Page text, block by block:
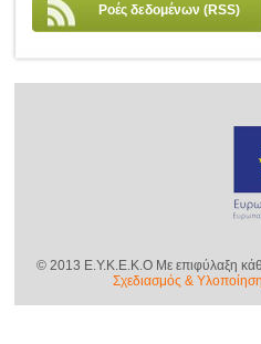
Ροές δεδομένων (RSS)
© 2013 E.Y.K.E.K.O Με επιφύλαξη
Σχεδιασμός &